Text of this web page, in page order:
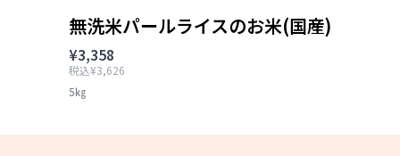
無洗米パールライスのお米(国産)
¥3,358
税込¥3,626
5㎏